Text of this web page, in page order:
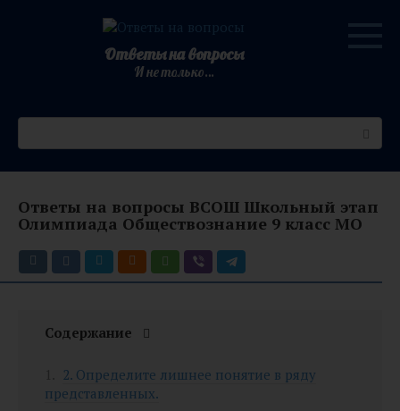
Ответы на вопросы
И не только…
Ответы на вопросы ВСОШ Школьный этап
Олимпиада Обществознание 9 класс МО
Содержание
2. Определите лишнее понятие в ряду
представленных.